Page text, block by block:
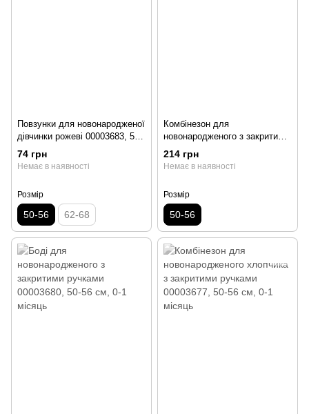
Повзунки для новонародженої
дівчинки рожеві 00003683, 50-
56 см, 0-1 місяць
74 грн
Немає в наявності
Розмір
50-56 62-68
Комбінезон для
новонародженого з закритими
ручками 00003681, 50-56 см,
0-1 місяць
214 грн
Немає в наявності
Розмір
50-56